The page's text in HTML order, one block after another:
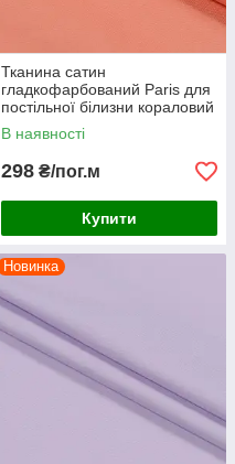
Тканина сатин
гладкофарбований Paris для
постільної білизни кораловий
В наявності
298 ₴/пог.м
Купити
Новинка